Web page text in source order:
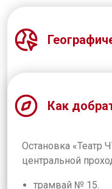
часть
ограниченная
Старт маршрута от
заводоуправления).
Как
Остановка «Театр
центральной
трамвай № 15.
Жилой «7-й участок»